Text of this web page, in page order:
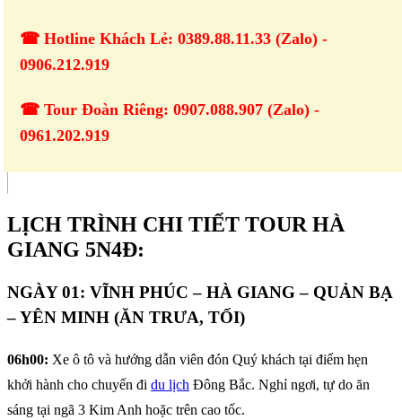
☎ Hotline Khách Lẻ: 0389.88.11.33 (Zalo) -
0906.212.919
☎ Tour Đoàn Riêng: 0907.088.907 (Zalo) -
0961.202.919
LỊCH TRÌNH CHI TIẾT TOUR HÀ
GIANG 5N4Đ:
NGÀY 01: VĨNH PHÚC – HÀ GIANG – QUẢN BẠ
– YÊN MINH (ĂN TRƯA, TỐI)
06h00: Xe ô tô và hướng dẫn viên đón Quý khách tại điểm hẹn
khởi hành cho chuyến đi du lịch Đông Bắc. Nghỉ ngơi, tự do ăn
sáng tại ngã 3 Kim Anh hoặc trên cao tốc.